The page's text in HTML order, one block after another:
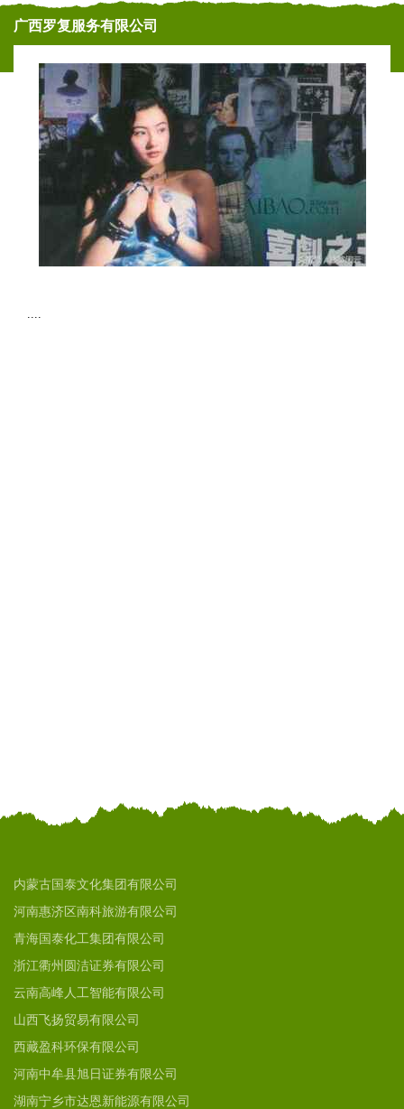
广西罗复服务有限公司
....
内蒙古国泰文化集团有限公司
河南惠济区南科旅游有限公司
青海国泰化工集团有限公司
浙江衢州圆洁证券有限公司
云南高峰人工智能有限公司
山西飞扬贸易有限公司
西藏盈科环保有限公司
河南中牟县旭日证券有限公司
湖南宁乡市达恩新能源有限公司